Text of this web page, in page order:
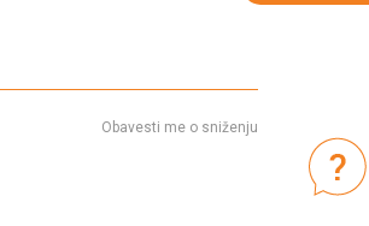
Obavesti me o sniženju